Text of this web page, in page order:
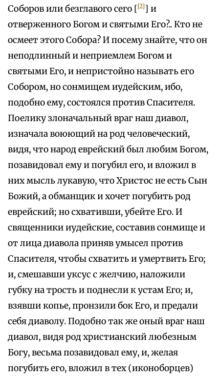
Соборов или безглавого сего [[2]] и
отверженного Богом и святыми Его?.. Кто не
осмеет этого Собора? И посему знайте, что он
неподлинный и неприемлем Богом и
святыми Его, и непристойно называть его
Собором, но сонмищем иудейским, ибо,
подобно ему, состоялся против Спасителя.
Поелику злоначальный враг наш диавол,
изначала воюющий на род человеческий,
видя, что народ еврейский был любим Богом,
позавидовал ему и погубил его, и вложил в
них мысль лукавую, что Христос не есть Сын
Божий, а обманщик и хочет погубить род
еврейский; но схвативши, убейте Его. И
священники иудейские, составив сонмище и
от лица диавола приняв умысел против
Спасителя, чтобы схватить и умертвить Его;
и, смешавши уксус с желчию, наложили
губку на трость и поднесли к устам Его; и,
взявши копье, пронзили бок Его, и предали
себя диаволу. Подобно так же оный враг наш
диавол, видя род христианский любезным
Богу, весьма позавидовал ему, и, желая
погубить его, вложил в тех (иконоборцев)